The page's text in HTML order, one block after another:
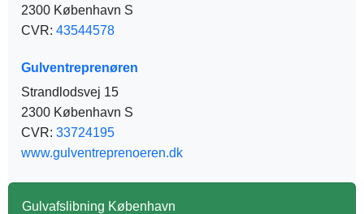
2300 København S
CVR: 43544578
Gulventreprenøren
Strandlodsvej 15
2300 København S
CVR: 33724195
www.gulventreprenoeren.dk
Gulvafslibning København